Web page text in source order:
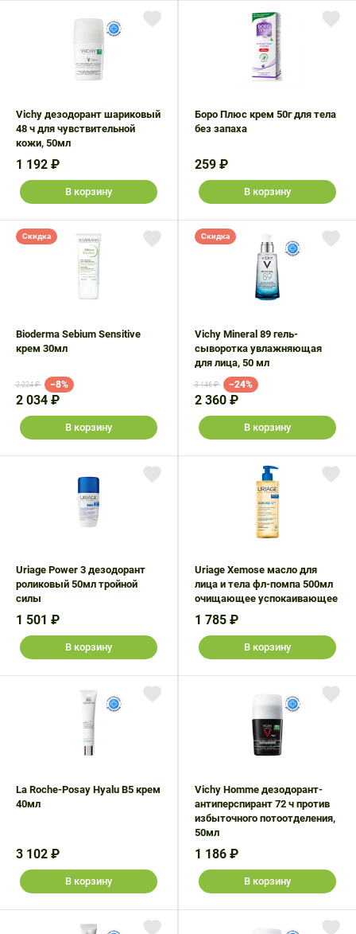
Vichy дезодорант шариковый
48 ч для чувствительной
кожи, 50мл
1 192 ₽
В корзину
Боро Плюс крем 50г для тела
без запаха
259 ₽
В корзину
Скидка
Bioderma Sebium Sensitive
крем 30мл
2 224 ₽ −8%
2 034 ₽
В корзину
Скидка
Vichy Mineral 89 гель-
сыворотка увлажняющая
для лица, 50 мл
3 146 ₽ −24%
2 360 ₽
В корзину
Uriage Power 3 дезодорант
роликовый 50мл тройной
силы
1 501 ₽
В корзину
Uriage Xemose масло для
лица и тела фл-помпа 500мл
очищающее успокаивающее
1 785 ₽
В корзину
La Roche-Posay Hyalu В5 крем
40мл
3 102 ₽
В корзину
Vichy Homme дезодорант-
антиперспирант 72 ч против
избыточного потоотделения,
50мл
1 186 ₽
В корзину